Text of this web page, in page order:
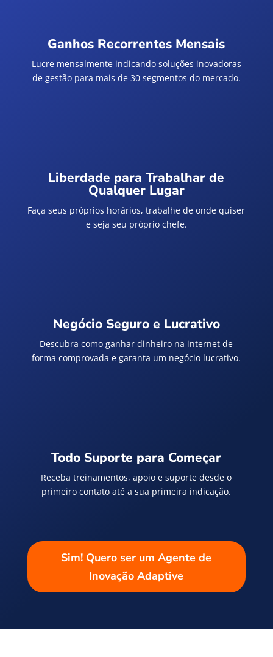
Ganhos Recorrentes Mensais
Lucre mensalmente indicando soluções inovadoras
de gestão para mais de 30 segmentos do mercado.
Liberdade para Trabalhar de
Qualquer Lugar
Faça seus próprios horários, trabalhe de onde quiser
e seja seu próprio chefe.
Negócio Seguro e Lucrativo
Descubra como ganhar dinheiro na internet de
forma comprovada e garanta um negócio lucrativo.
Todo Suporte para Começar
Receba treinamentos, apoio e suporte desde o
primeiro contato até a sua primeira indicação.
Sim! Quero ser um Agente de
Inovação Adaptive